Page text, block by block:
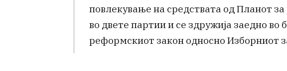
повлекување на средствата од Планот
во двете партии и се здружија заедно во
реформскиот закон односно Изборниот